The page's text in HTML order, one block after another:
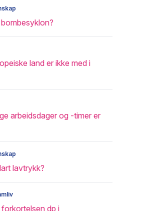
land er ikke med i
arbeidsdager og -timer er
lavtrykk?
dp i